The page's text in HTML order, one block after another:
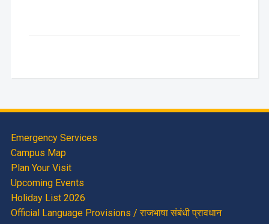
Emergency Services
Campus Map
Plan Your Visit
Upcoming Events
Holiday List 2026
Official Language Provisions / राजभाषा संबंधी प्रावधान